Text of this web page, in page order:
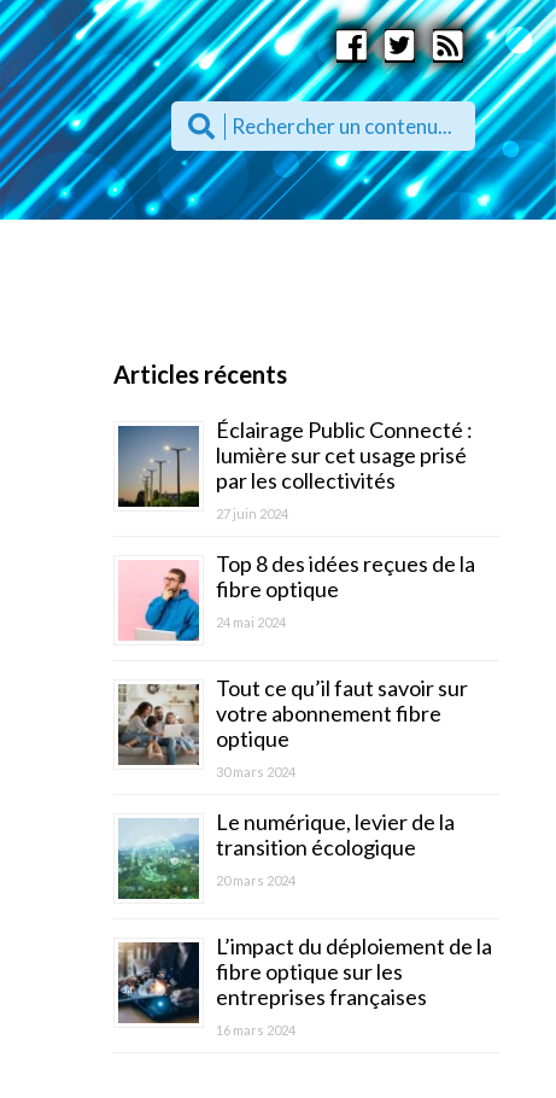
Articles récents
Éclairage Public Connecté :
lumière sur cet usage prisé
par les collectivités
27 juin 2024
Top 8 des idées reçues de la
fibre optique
24 mai 2024
Tout ce qu’il faut savoir sur
votre abonnement fibre
optique
30 mars 2024
Le numérique, levier de la
transition écologique
20 mars 2024
L’impact du déploiement de la
fibre optique sur les
entreprises françaises
16 mars 2024